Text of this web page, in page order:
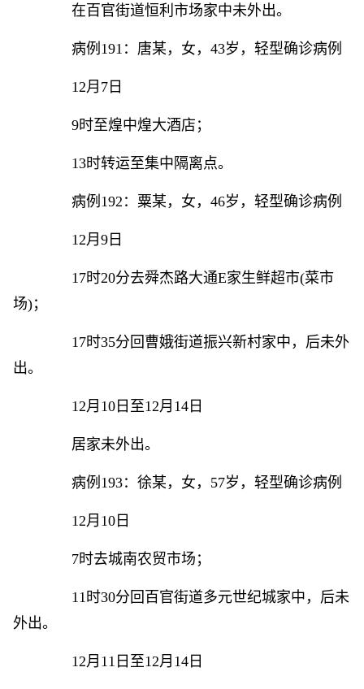
在百官街道恒利市场家中未外出。
病例191：唐某，女，43岁，轻型确诊病例
12月7日
9时至煌中煌大酒店；
13时转运至集中隔离点。
病例192：粟某，女，46岁，轻型确诊病例
12月9日
17时20分去舜杰路大通E家生鲜超市(菜市
场)；
17时35分回曹娥街道振兴新村家中，后未外
出。
12月10日至12月14日
居家未外出。
病例193：徐某，女，57岁，轻型确诊病例
12月10日
7时去城南农贸市场；
11时30分回百官街道多元世纪城家中，后未
外出。
12月11日至12月14日